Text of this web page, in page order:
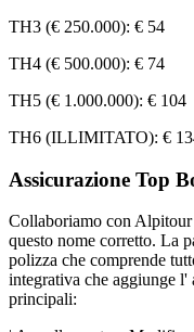
TH3 (€ 250.000): € 54
TH4 (€ 500.000): € 74
TH5 (€ 1.000.000): € 104
TH6 (ILLIMITATO): €
Assicurazione Top
Collaboriamo con Alpitour
questo nome corretto. La
polizza che comprende
integrativa che aggiunge
principali: